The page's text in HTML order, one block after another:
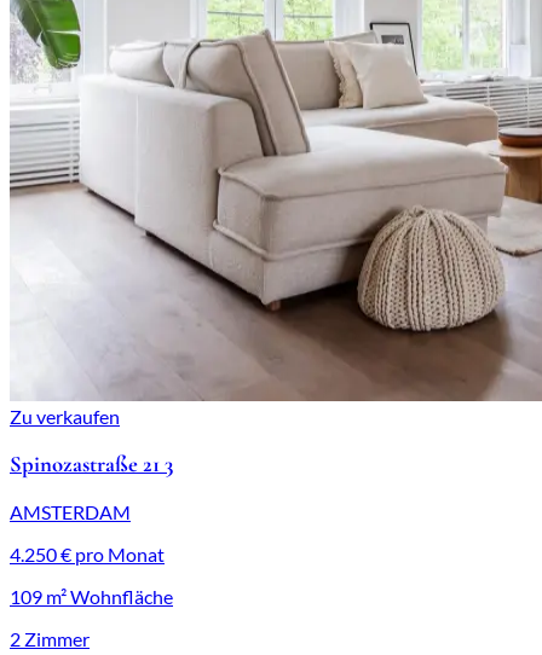
Zu verkaufen
Spinozastraße 21 3
AMSTERDAM
4.250 € pro Monat
109 m² Wohnfläche
2 Zimmer